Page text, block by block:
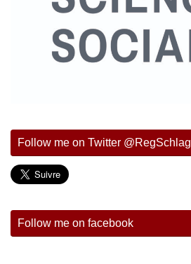
Follow me on Twitter @RegSchlag
Follow me on facebook